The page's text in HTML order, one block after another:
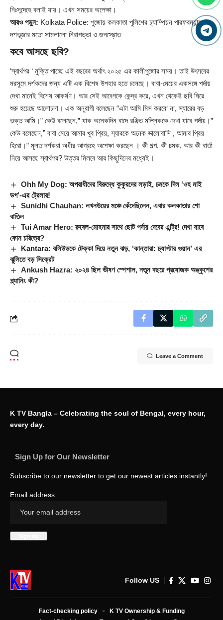
নিঃসন্দেহে বলাই যায়। এখন সময়ের অপেক্ষা।
আরও পড়ুন: Kolkata Police: পুজোয় কলকাতা পুলিশের চ্যাম্পিয়ন পারফরম্যান্স,
দশভূজার মতো সামলালো নিরাপত্তা ও জনস্রোত
কবে আসছে ছবি?
‘স্বার্থপর ‘ মুক্তি পাচ্ছে এই বছরের অর্থাৎ ২০২৫ এর কালীপুজোর সময়। তাই উৎসবের
মরসুমে দর্শকদের জন্য এটি এক বিশেষ উপহার হতে চলেছে। বাবা-মেয়ের একসঙ্গে পর্দায়
দেখা মানেই বিশেষ আকর্ষণ। আর সেই আবেগকে কেন্দ্র করে, এখন থেকেই ছবি ঘিরে
শুরু হয়েছে আলোচনা। এক অনুরাগী বলেছেন “এটা আমি মিস করবো না, স্যারের বড়
ভক্ত আমি।” কেউ বলেছেন,” যাক অনেকদিন বাদে রঞ্জিত মল্লিককে দেখা যাবে পর্দায়।”
কেউ বলেছেন,” বাবা মেয়ে আমার খুব প্রিয়, স্যারকে অনেক ভালোবাসি , আমার প্রিয়
হিরো।” মূলত দর্শকরা অধীর আগ্রহে অপেক্ষা করছেন । কী গল্প, কী চমক, আর কী বার্তা
নিয়ে আসছে স্বার্থপর? উত্তর মিলবে আর কিছুদিনের মধ্যেই।
Ohh My Dog: অপরাধীদের বিরুদ্ধে কুকুরদের লড়াই, চমকে দিল ‘ওহ মাই
ডগ’-এর ট্রেলার!
Sunidhi Chauhan: লখনউয়ের মঞ্চে কেঁদেছিলেন, এবার কলকাতার শো
বাতিল
Tui Amar Hero: রুবেল-মোহনার সাথে ছোট পর্দায় দেবের এন্ট্রি! দেখা যাবে
কোন চরিত্রে?
Kantara: বলিউডকে টেক্কা দিয়ে নতুন ঝড়, ‘কান্তারা: চ্যাপ্টার ওয়ান’ এর
ঝুলিতে বড় সিক্রেট
Ankush Hazra: ২০২৪ ছিল ভীষণ স্পেশাল, নতুন বছরে প্রযোজক অঙ্কুশের
প্ল্যানিং কী?
Leave a Comment
K TV Bangla – Celebrating the soul of Bengal, every hour,
every day.
Sign Up for Our Newsletter
Subscribe to our newsletter to get our newest articles instantly!
Email address:
Follow US
Fact-checking policy
K TV Ownership & Funding